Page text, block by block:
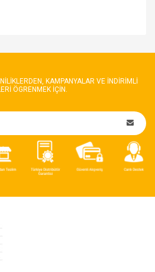
KAMPANYALAR VE INDIRIMLI
ÖGRENMEK IÇIN.